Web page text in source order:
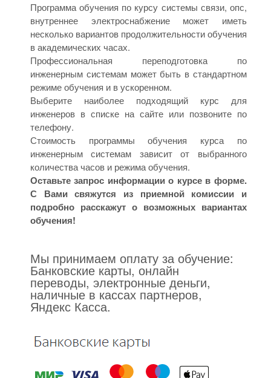
Программа обучения по курсу системы связи, опс,
внутреннее электроснабжение может иметь
несколько вариантов продолжительности обучения
в академических часах.
Профессиональная переподготовка по
инженерным системам может быть в стандартном
режиме обучения и в ускоренном.
Выберите наиболее подходящий курс для
инженеров в списке на сайте или позвоните по
телефону.
Стоимость программы обучения курса по
инженерным системам зависит от выбранного
количества часов и режима обучения.
Оставьте запрос информации о курсе в форме.
С Вами свяжутся из приемной комиссии и
подробно расскажут о возможных вариантах
обучения!
Мы принимаем оплату за обучение:
Банковские карты, онлайн
переводы, электронные деньги,
наличные в кассах партнеров,
Яндекс Касса.